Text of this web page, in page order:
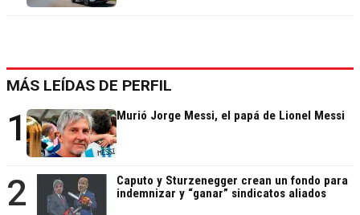
MÁS LEÍDAS DE PERFIL
1 Murió Jorge Messi, el papá de Lionel Messi
2
Caputo y Sturzenegger crean un fondo para
indemnizar y “ganar” sindicatos aliados